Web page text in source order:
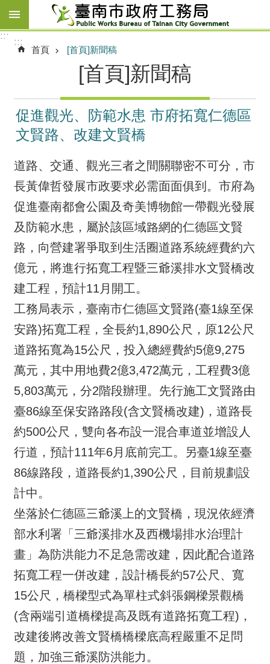
跳到主要內容區塊
:::
:::
首頁 [首頁]新聞稿
[首頁]新聞稿
促進觀光、防範水患 市府拓寬仁德區
文賢路、改建文賢橋
道路、交通、觀光三者之間關聯密不可分，市
長黃偉哲發展市政要求必需面面俱到。市府為
促進臺南都會公園及奇美博物館一帶觀光發展
及防範水患，屬於該區域路網的仁德區文賢
路，向營建署爭取到生活圈道路系統經費約六
億元，將進行拓寬工程暨三爺溪排水文賢橋改
建工程，預計11月開工。
工務局表示，臺南市仁德區文賢路(臺1線至保
安路)拓寬工程，全長約1,890公尺，原12公尺
道路拓寬為15公尺，投入總經費約5億9,275
萬元，其中用地費2億3,472萬元，工程費3億
5,803萬元，分2階段辦理。先行施工文賢路由
臺86線至保安路路段(含文賢橋改建)，道路長
約500公尺，雙向各布設一混合車道並增設人
行道，預計111年6月底前完工。另臺1線至臺
86線路段，道路長約1,390公尺，目前規劃設
計中。
坐落於仁德區三爺溪上的文賢橋，現況依經濟
部水利署「三爺溪排水及西機場排水治理計
畫」為防洪能力不足急需改建，因此配合道路
拓寬工程一併改建，設計橋長約57公尺、寬
15公尺，橋樑型式為單柱式斜張鋼樑景觀橋
(含兩端引道橋樑提高及既有道路拓寬工程)，
改建後將改善文賢橋橋樑底高程嚴重不足問
題，加強三爺溪防洪能力。